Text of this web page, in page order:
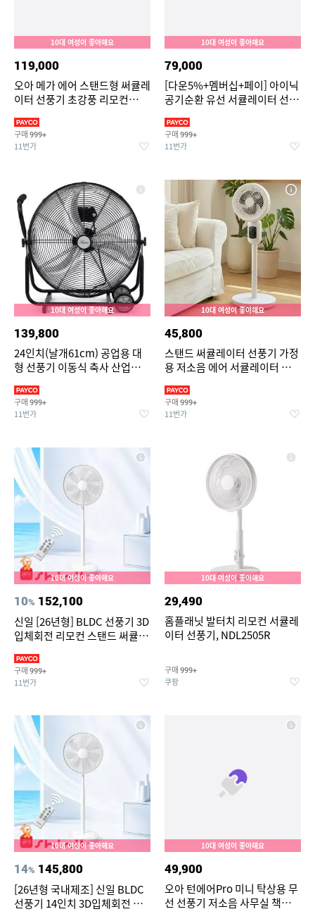
10대 여성이 좋아해요
119,000
오아 메가 에어 스탠드형 써큘레
이터 선풍기 초강풍 리모컨
용 서큘레이터
구매 999+
11번가
10대 여성이 좋아해요
79,000
[다운5%+멤버십+페이] 아이닉
공기순환 유선 서큘레이터 선풍
구매 999+
11번가
10대 여성이 좋아해요
139,800
24인치(날개61cm) 공업용 대
형 선풍기 이동식 축사 산업용
환풍기
구매 999+
11번가
10대 여성이 좋아해요
45,800
스탠드 써큘레이터 선풍기 가정
용 저소음 에어 서큘레이터 공기
구매 999+
11번가
10대 여성이 좋아해요
10% 152,100
신일 [26년형] BLDC 선풍기 3D
입체회전 리모컨 스탠드 써큘레
구매 999+
11번가
10대 여성이 좋아해요
29,490
홈플래닛 발터치 리모컨 서큘레
이터 선풍기, NDL2505R
구매 999+
쿠팡
10대 여성이 좋아해요
14% 145,800
[26년형 국내제조] 신일 BLDC
선풍기 14인치 3D입체회전 리
10대 여성이 좋아해요
49,900
오아 턴에어Pro 미니 탁상용 무
선 선풍기 저소음 사무실 책상